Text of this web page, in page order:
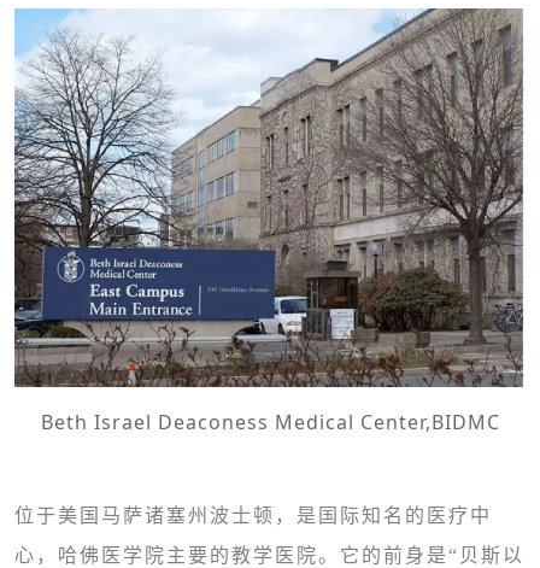
Beth Israel Deaconess Medical Center,BIDMC
位于美国马萨诸塞州波士顿，是国际知名的医疗中
心，哈佛医学院主要的教学医院。它的前身是“贝斯以